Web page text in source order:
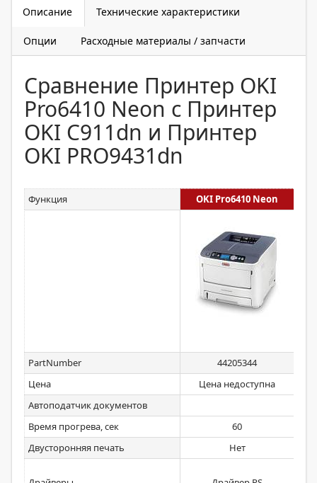
Описание Технические характеристики
Опции Расходные материалы / запчасти
Сравнение Принтер OKI
Pro6410 Neon с Принтер
OKI C911dn и Принтер
OKI PRO9431dn
Функция OKI Pro6410 Neon
PartNumber
44205344
Цена
Цена недоступна
Автоподатчик документов
Время прогрева, сек
60
Двусторонняя печать
Нет